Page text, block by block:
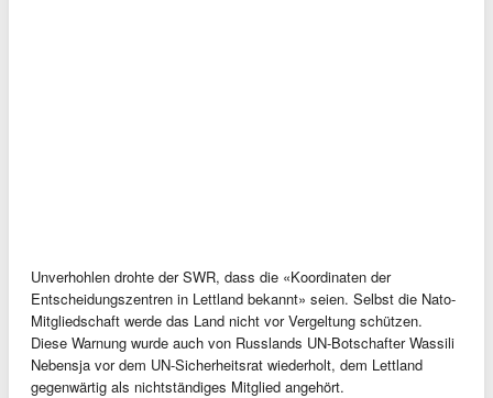
Unverhohlen drohte der SWR, dass die «Koordinaten der
Entscheidungszentren in Lettland bekannt» seien. Selbst die Nato-
Mitgliedschaft werde das Land nicht vor Vergeltung schützen.
Diese Warnung wurde auch von Russlands UN-Botschafter Wassili
Nebensja vor dem UN-Sicherheitsrat wiederholt, dem Lettland
gegenwärtig als nichtständiges Mitglied angehört.